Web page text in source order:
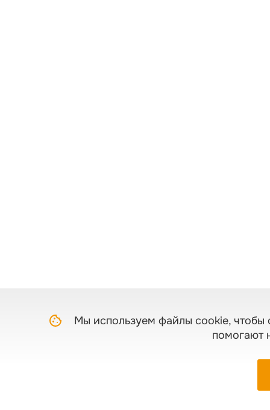
Мы используем файлы cookie, чтобы
помогают